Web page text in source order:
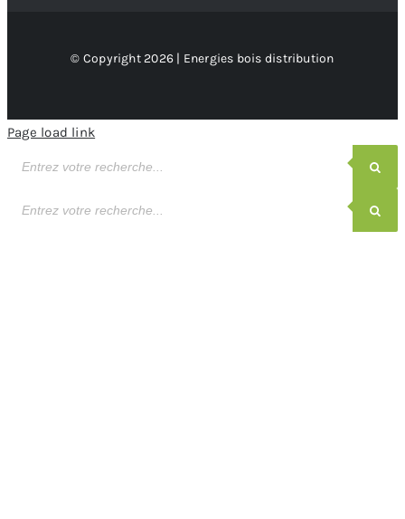
© Copyright 2026 | Energies bois distribution
Page load link
de
de